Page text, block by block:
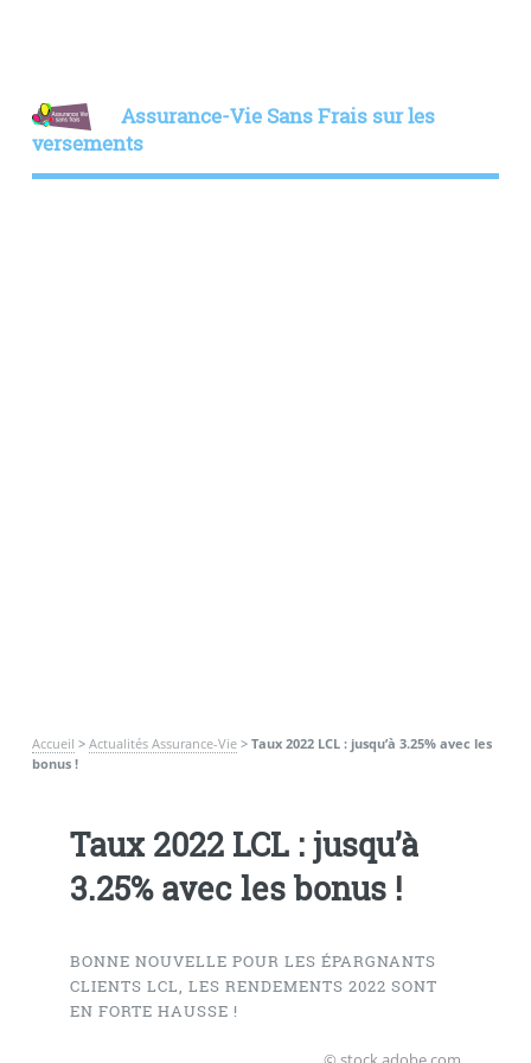
Assurance-Vie Sans Frais sur les
versements
Accueil > Actualités Assurance-Vie> Taux 2022 LCL : jusqu’à 3.25% avec les
bonus !
Taux 2022 LCL : jusqu’à
3.25% avec les bonus !
BONNE NOUVELLE POUR LES ÉPARGNANTS
CLIENTS LCL, LES RENDEMENTS 2022 SONT
EN FORTE HAUSSE !